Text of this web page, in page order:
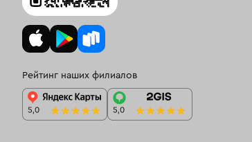
Рейтинг наших филиалов